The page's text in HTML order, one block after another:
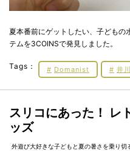
夏本番前にゲットしたい、子どもの
テムを3COINSで発見しました。
Tags： Domanist 井
スリコにあった！ レ
ッズ
外遊び大好きな子どもと夏の暑さを乗り